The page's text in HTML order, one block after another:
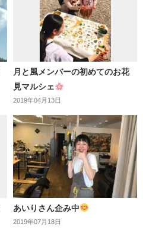
月と風メンバーの初めてのお花
見マルシェ
2019年04月13日
あいりさん企み中
2019年07月18日